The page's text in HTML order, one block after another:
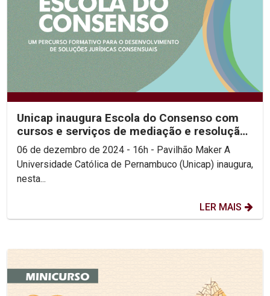
Unicap inaugura Escola do Consenso com
cursos e serviços de mediação e resolução
de conflitos...
06 de dezembro de 2024 - 16h - Pavilhão Maker A
Universidade Católica de Pernambuco (Unicap) inaugura,
nesta...
LER MAIS